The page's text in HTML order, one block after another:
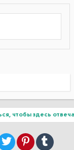
чтобы здесь
TwitterPinterestTumblr